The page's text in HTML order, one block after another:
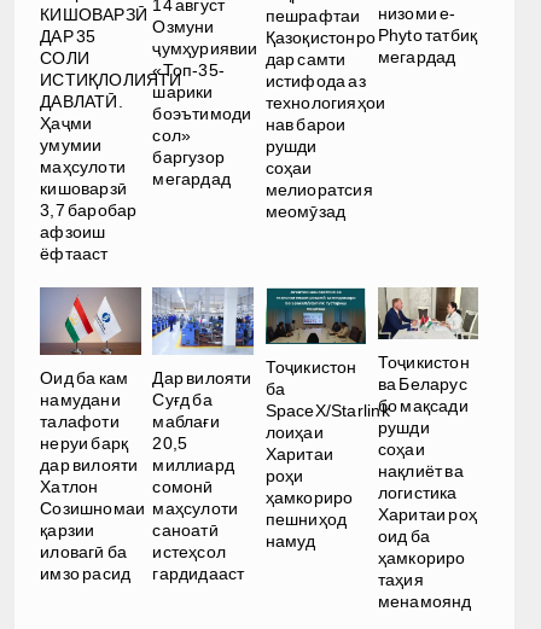
КИШОВАРЗӢ
ДАР 35
СОЛИ
ИСТИҚЛОЛИЯТИ
ДАВЛАТӢ.
Ҳаҷми
умумии
маҳсулоти
кишоварзӣ
3,7 баробар
афзоиш
ёфтааст
14 август
Озмуни
ҷумҳуриявии
«Топ-35-
шарики
боэътимоди
сол»
баргузор
мегардад
пешрафтаи
Қазоқистонро
дар самти
истифода аз
технологияҳои
нав барои
рушди
соҳаи
мелиоратсия
меомӯзад
низоми e-
Phyto татбиқ
мегардад
Оид ба кам
намудани
талафоти
неруи барқ
дар вилояти
Хатлон
Созишномаи
қарзии
иловагӣ ба
имзо расид
Дар вилояти
Суғд ба
маблағи
20,5
миллиард
сомонӣ
маҳсулоти
саноатӣ
истеҳсол
гардидааст
Тоҷикистон
ба
SpaceX/Starlink
лоиҳаи
Харитаи
роҳи
ҳамкориро
пешниҳод
намуд
Тоҷикистон
ва Беларус
бо мақсади
рушди
соҳаи
нақлиёт ва
логистика
Харитаи роҳ
оид ба
ҳамкориро
таҳия
менамоянд